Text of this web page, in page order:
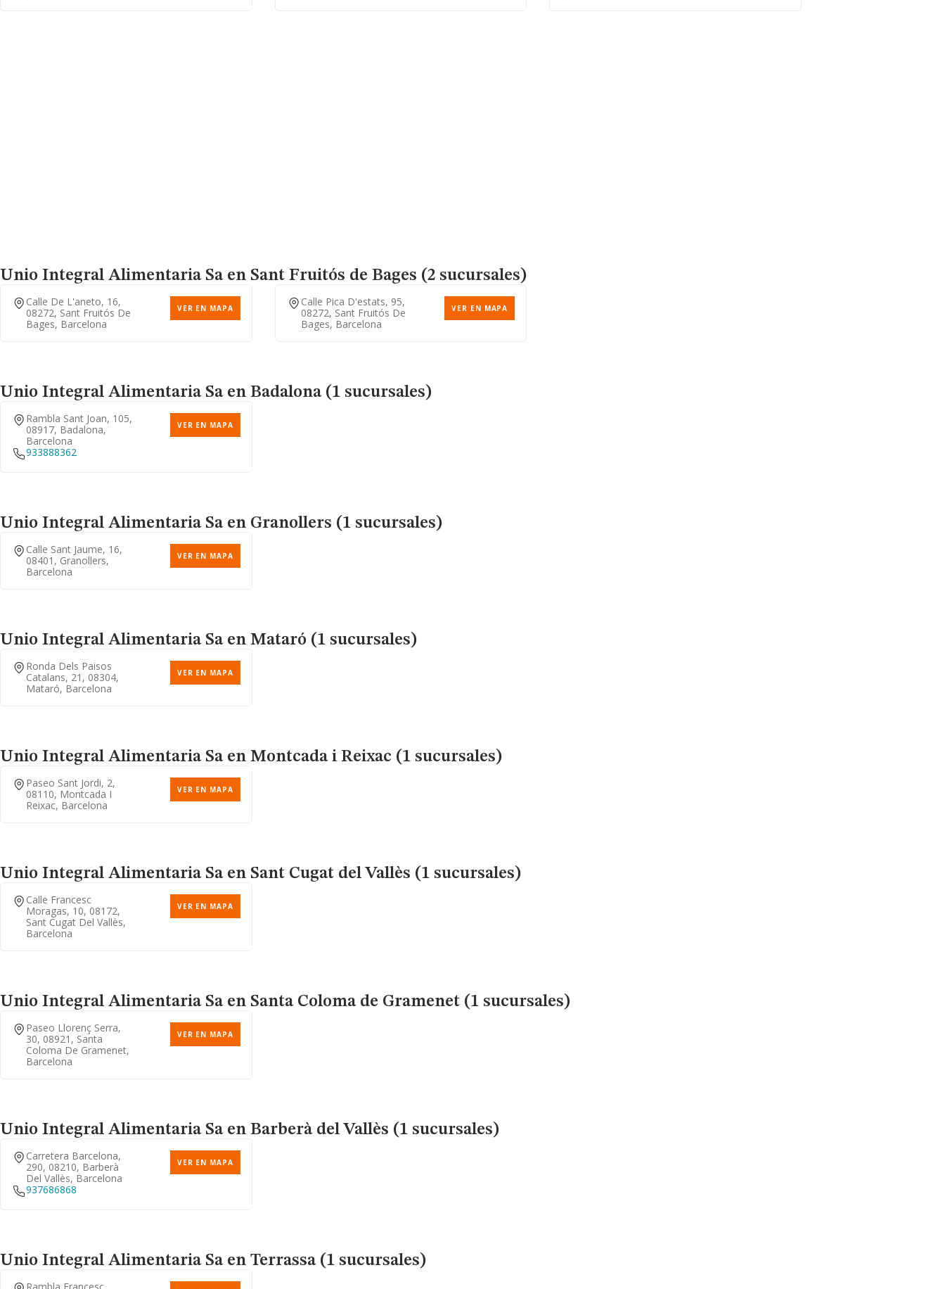
Unio Integral Alimentaria Saen Sant Fruitós de Bages (2 sucursales)
Calle De L'aneto, 16,
08272, Sant Fruitós De
Bages, Barcelona
VER EN MAPA
Calle Pica D'estats, 95,
08272, Sant Fruitós De
Bages, Barcelona
VER EN MAPA
Unio Integral Alimentaria Saen Badalona (1 sucursales)
Rambla Sant Joan, 105,
08917, Badalona,
Barcelona
VER EN MAPA
933888362
Unio Integral Alimentaria Saen Granollers (1 sucursales)
Calle Sant Jaume, 16,
08401, Granollers,
Barcelona
VER EN MAPA
Unio Integral Alimentaria Saen Mataró (1 sucursales)
Ronda Dels Paisos
Catalans, 21, 08304,
Mataró, Barcelona
VER EN MAPA
Unio Integral Alimentaria Saen Montcada i Reixac (1 sucursales)
Paseo Sant Jordi, 2,
08110, Montcada I
Reixac, Barcelona
VER EN MAPA
Unio Integral Alimentaria Saen Sant Cugat del Vallès (1 sucursales)
Calle Francesc
Moragas, 10, 08172,
Sant Cugat Del Vallès,
Barcelona
VER EN MAPA
Unio Integral Alimentaria Saen Santa Coloma de Gramenet (1 sucursales)
Paseo Llorenç Serra,
30, 08921, Santa
Coloma De Gramenet,
Barcelona
VER EN MAPA
Unio Integral Alimentaria Saen Barberà del Vallès (1 sucursales)
Carretera Barcelona,
290, 08210, Barberà
Del Vallès, Barcelona
VER EN MAPA
937686868
Unio Integral Alimentaria Saen Terrassa (1 sucursales)